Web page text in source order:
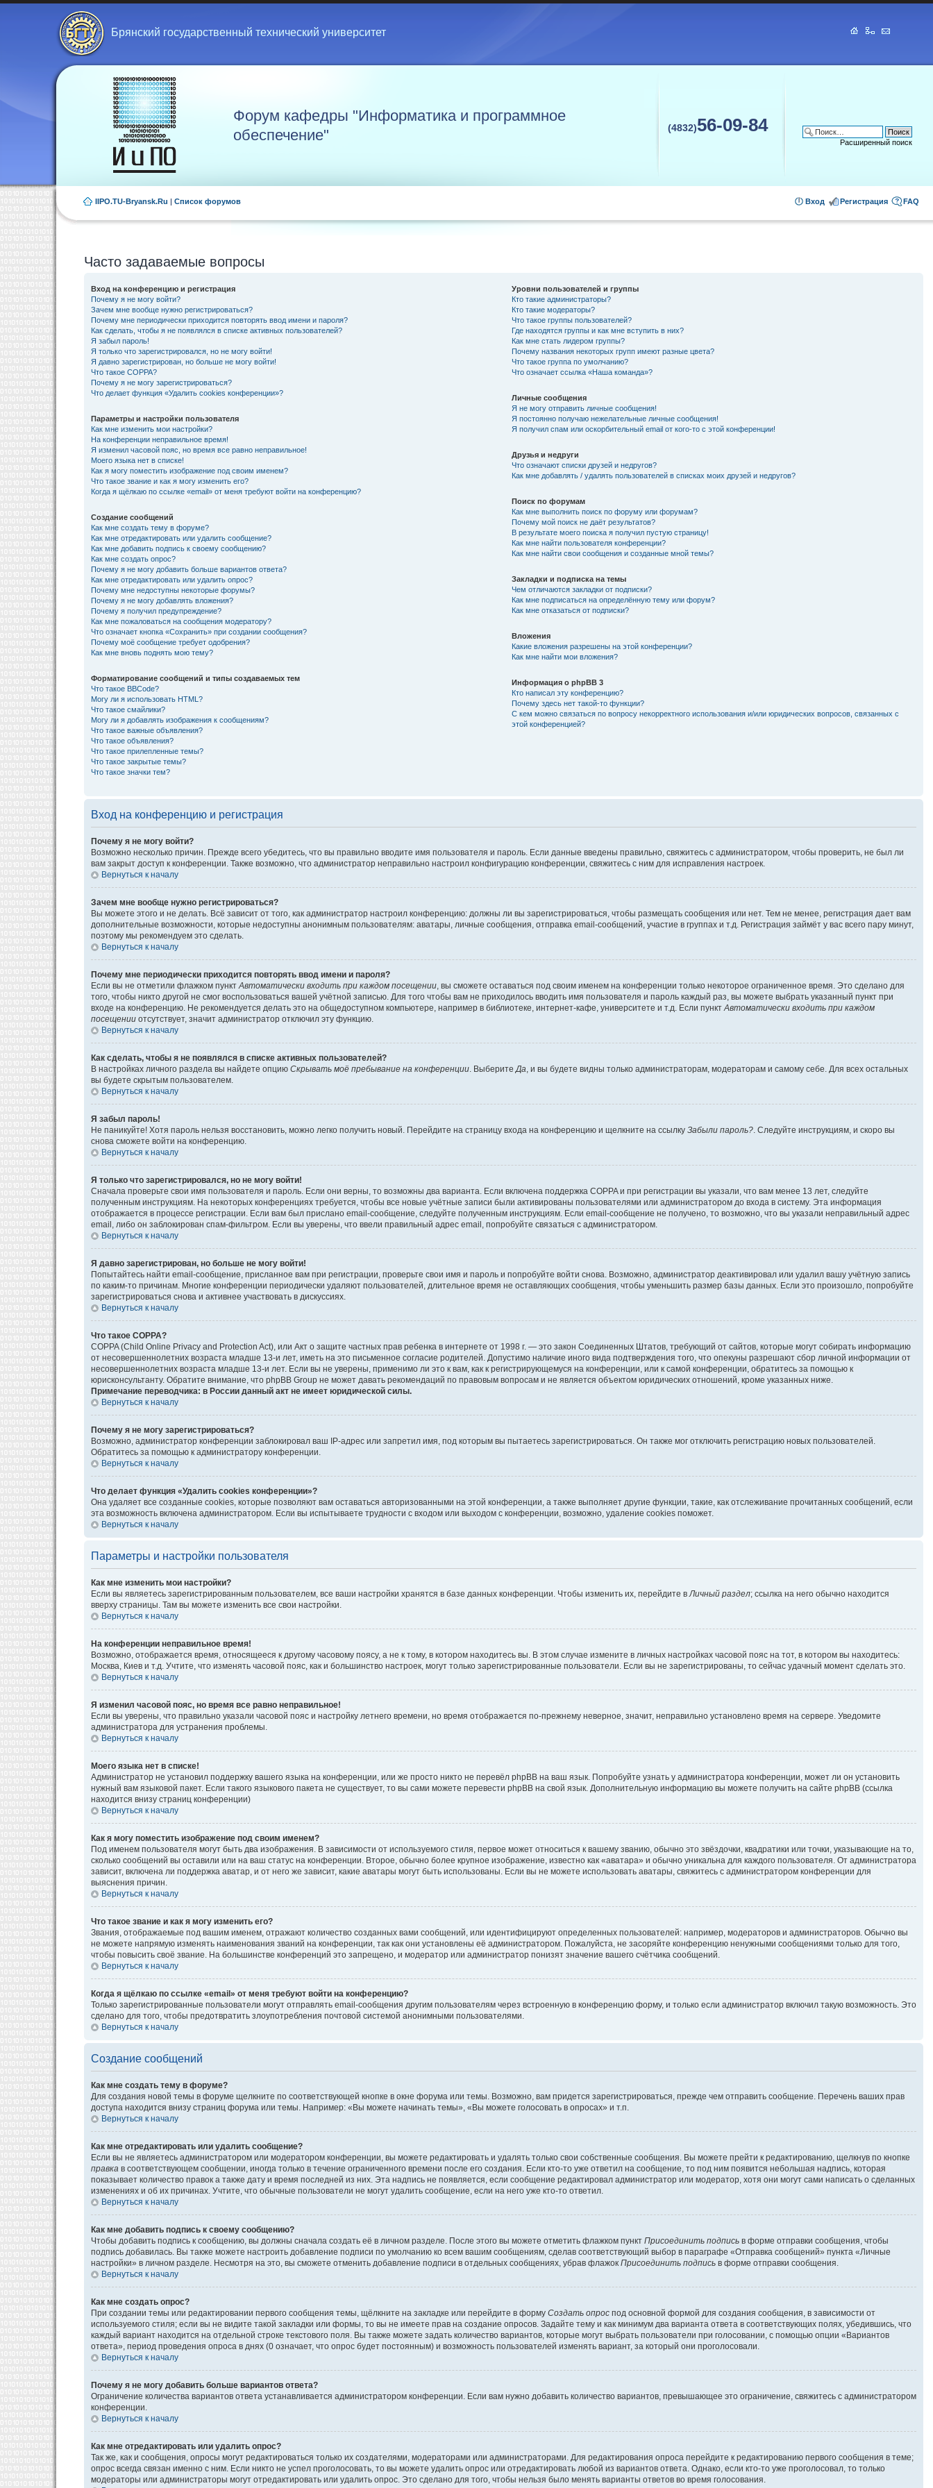
Брянский государственный технический университет
Форум кафедры "Информатика и программное
обеспечение"
(4832)56-09-84
Расширенный поиск
IIPO.TU-Bryansk.Ru | Список форумов FAQ
Регистрация
Вход
Часто задаваемые вопросы
Вход на конференцию и регистрация
Почему я не могу войти?
Зачем мне вообще нужно регистрироваться?
Почему мне периодически приходится повторять ввод имени и пароля?
Как сделать, чтобы я не появлялся в списке активных пользователей?
Я забыл пароль!
Я только что зарегистрировался, но не могу войти!
Я давно зарегистрирован, но больше не могу войти!
Что такое COPPA?
Почему я не могу зарегистрироваться?
Что делает функция «Удалить cookies конференции»?
Параметры и настройки пользователя
Как мне изменить мои настройки?
На конференции неправильное время!
Я изменил часовой пояс, но время все равно неправильное!
Моего языка нет в списке!
Как я могу поместить изображение под своим именем?
Что такое звание и как я могу изменить его?
Когда я щёлкаю по ссылке «email» от меня требуют войти на конференцию?
Создание сообщений
Как мне создать тему в форуме?
Как мне отредактировать или удалить сообщение?
Как мне добавить подпись к своему сообщению?
Как мне создать опрос?
Почему я не могу добавить больше вариантов ответа?
Как мне отредактировать или удалить опрос?
Почему мне недоступны некоторые форумы?
Почему я не могу добавлять вложения?
Почему я получил предупреждение?
Как мне пожаловаться на сообщения модератору?
Что означает кнопка «Сохранить» при создании сообщения?
Почему моё сообщение требует одобрения?
Как мне вновь поднять мою тему?
Форматирование сообщений и типы создаваемых тем
Что такое BBCode?
Могу ли я использовать HTML?
Что такое смайлики?
Могу ли я добавлять изображения к сообщениям?
Что такое важные объявления?
Что такое объявления?
Что такое прилепленные темы?
Что такое закрытые темы?
Что такое значки тем?
Уровни пользователей и группы
Кто такие администраторы?
Кто такие модераторы?
Что такое группы пользователей?
Где находятся группы и как мне вступить в них?
Как мне стать лидером группы?
Почему названия некоторых групп имеют разные цвета?
Что такое группа по умолчанию?
Что означает ссылка «Наша команда»?
Личные сообщения
Я не могу отправить личные сообщения!
Я постоянно получаю нежелательные личные сообщения!
Я получил спам или оскорбительный email от кого-то с этой конференции!
Друзья и недруги
Что означают списки друзей и недругов?
Как мне добавлять / удалять пользователей в списках моих друзей и недругов?
Поиск по форумам
Как мне выполнить поиск по форуму или форумам?
Почему мой поиск не даёт результатов?
В результате моего поиска я получил пустую страницу!
Как мне найти пользователя конференции?
Как мне найти свои сообщения и созданные мной темы?
Закладки и подписка на темы
Чем отличаются закладки от подписки?
Как мне подписаться на определённую тему или форум?
Как мне отказаться от подписки?
Вложения
Какие вложения разрешены на этой конференции?
Как мне найти мои вложения?
Информация о phpBB 3
Кто написал эту конференцию?
Почему здесь нет такой-то функции?
С кем можно связаться по вопросу некорректного использования и/или юридических вопросов, связанных с
этой конференцией?
Вход на конференцию и регистрация
Почему я не могу войти?
Возможно несколько причин. Прежде всего убедитесь, что вы правильно вводите имя пользователя и пароль. Если данные введены правильно, свяжитесь с администратором, чтобы проверить, не был ли
вам закрыт доступ к конференции. Также возможно, что администратор неправильно настроил конфигурацию конференции, свяжитесь с ним для исправления настроек.
Вернуться к началу
Зачем мне вообще нужно регистрироваться?
Вы можете этого и не делать. Всё зависит от того, как администратор настроил конференцию: должны ли вы зарегистрироваться, чтобы размещать сообщения или нет. Тем не менее, регистрация дает вам
дополнительные возможности, которые недоступны анонимным пользователям: аватары, личные сообщения, отправка email-сообщений, участие в группах и т.д. Регистрация займёт у вас всего пару минут,
поэтому мы рекомендуем это сделать.
Вернуться к началу
Почему мне периодически приходится повторять ввод имени и пароля?
Если вы не отметили флажком пунктАвтоматически входить при каждом посещении, вы сможете оставаться под своим именем на конференции только некоторое ограниченное время. Это сделано для
того, чтобы никто другой не смог воспользоваться вашей учётной записью. Для того чтобы вам не приходилось вводить имя пользователя и пароль каждый раз, вы можете выбрать указанный пункт при
входе на конференцию. Не рекомендуется делать это на общедоступном компьютере, например в библиотеке, интернет-кафе, университете и т.д. Если пунктАвтоматически входить при каждом
посещении отсутствует, значит администратор отключил эту функцию.
Вернуться к началу
Как сделать, чтобы я не появлялся в списке активных пользователей?
В настройках личного раздела вы найдете опцию Скрывать моё пребывание на конференции. ВыберитеДа, и вы будете видны только администраторам, модераторам и самому себе. Для всех остальных
вы будете скрытым пользователем.
Вернуться к началу
Я забыл пароль!
Не паникуйте! Хотя пароль нельзя восстановить, можно легко получить новый. Перейдите на страницу входа на конференцию и щелкните на ссылку Забыли пароль?. Следуйте инструкциям, и скоро вы
снова сможете войти на конференцию.
Вернуться к началу
Я только что зарегистрировался, но не могу войти!
Сначала проверьте свои имя пользователя и пароль. Если они верны, то возможны два варианта. Если включена поддержка COPPA и при регистрации вы указали, что вам менее 13 лет, следуйте
полученным инструкциям. На некоторых конференциях требуется, чтобы все новые учётные записи были активированы пользователями или администратором до входа в систему. Эта информация
отображается в процессе регистрации. Если вам был прислано email-сообщение, следуйте полученным инструкциям. Если email-сообщение не получено, то возможно, что вы указали неправильный адрес
email, либо он заблокирован спам-фильтром. Если вы уверены, что ввели правильный адрес email, попробуйте связаться с администратором.
Вернуться к началу
Я давно зарегистрирован, но больше не могу войти!
Попытайтесь найти email-сообщение, присланное вам при регистрации, проверьте свои имя и пароль и попробуйте войти снова. Возможно, администратор деактивировал или удалил вашу учётную запись
по каким-то причинам. Многие конференции периодически удаляют пользователей, длительное время не оставляющих сообщения, чтобы уменьшить размер базы данных. Если это произошло, попробуйте
зарегистрироваться снова и активнее участвовать в дискуссиях.
Вернуться к началу
Что такое COPPA?
COPPA (Child Online Privacy and Protection Act), или Акт о защите частных прав ребенка в интернете от 1998 г. — это закон Соединенных Штатов, требующий от сайтов, которые могут собирать информацию
от несовершеннолетних возраста младше 13-и лет, иметь на это письменное согласие родителей. Допустимо наличие иного вида подтверждения того, что опекуны разрешают сбор личной информации от
несовершеннолетних возраста младше 13-и лет. Если вы не уверены, применимо ли это к вам, как к регистрирующемуся на конференции, или к самой конференции, обратитесь за помощью к
юрисконсультанту. Обратите внимание, что phpBB Group не может давать рекомендаций по правовым вопросам и не является объектом юридических отношений, кроме указанных ниже.
Примечание переводчика: в России данный акт не имеет юридической силы.
Вернуться к началу
Почему я не могу зарегистрироваться?
Возможно, администратор конференции заблокировал ваш IP-адрес или запретил имя, под которым вы пытаетесь зарегистрироваться. Он также мог отключить регистрацию новых пользователей.
Обратитесь за помощью к администратору конференции.
Вернуться к началу
Что делает функция «Удалить cookies конференции»?
Она удаляет все созданные cookies, которые позволяют вам оставаться авторизованными на этой конференции, а также выполняет другие функции, такие, как отслеживание прочитанных сообщений, если
эта возможность включена администратором. Если вы испытываете трудности с входом или выходом с конференции, возможно, удаление cookies поможет.
Вернуться к началу
Параметры и настройки пользователя
Как мне изменить мои настройки?
Если вы являетесь зарегистрированным пользователем, все ваши настройки хранятся в базе данных конференции. Чтобы изменить их, перейдите вЛичный раздел; ссылка на него обычно находится
вверху страницы. Там вы можете изменить все свои настройки.
Вернуться к началу
На конференции неправильное время!
Возможно, отображается время, относящееся к другому часовому поясу, а не к тому, в котором находитесь вы. В этом случае измените в личных настройках часовой пояс на тот, в котором вы находитесь:
Москва, Киев и т.д. Учтите, что изменять часовой пояс, как и большинство настроек, могут только зарегистрированные пользователи. Если вы не зарегистрированы, то сейчас удачный момент сделать это.
Вернуться к началу
Я изменил часовой пояс, но время все равно неправильное!
Если вы уверены, что правильно указали часовой пояс и настройку летнего времени, но время отображается по-прежнему неверное, значит, неправильно установлено время на сервере. Уведомите
администратора для устранения проблемы.
Вернуться к началу
Моего языка нет в списке!
Администратор не установил поддержку вашего языка на конференции, или же просто никто не перевёл phpBB на ваш язык. Попробуйте узнать у администратора конференции, может ли он установить
нужный вам языковой пакет. Если такого языкового пакета не существует, то вы сами можете перевести phpBB на свой язык. Дополнительную информацию вы можете получить на сайте phpBB (ссылка
находится внизу страниц конференции)
Вернуться к началу
Как я могу поместить изображение под своим именем?
Под именем пользователя могут быть два изображения. В зависимости от используемого стиля, первое может относиться к вашему званию, обычно это звёздочки, квадратики или точки, указывающие на то,
сколько сообщений вы оставили или на ваш статус на конференции. Второе, обычно более крупное изображение, известно как «аватара» и обычно уникальна для каждого пользователя. От администратора
зависит, включена ли поддержка аватар, и от него же зависит, какие аватары могут быть использованы. Если вы не можете использовать аватары, свяжитесь с администратором конференции для
выяснения причин.
Вернуться к началу
Что такое звание и как я могу изменить его?
Звания, отображаемые под вашим именем, отражают количество созданных вами сообщений, или идентифицируют определенных пользователей: например, модераторов и администраторов. Обычно вы
не можете напрямую изменять наименования званий на конференции, так как они установлены её администратором. Пожалуйста, не засоряйте конференцию ненужными сообщениями только для того,
чтобы повысить своё звание. На большинстве конференций это запрещено, и модератор или администратор понизят значение вашего счётчика сообщений.
Вернуться к началу
Когда я щёлкаю по ссылке «email» от меня требуют войти на конференцию?
Только зарегистрированные пользователи могут отправлять email-сообщения другим пользователям через встроенную в конференцию форму, и только если администратор включил такую возможность. Это
сделано для того, чтобы предотвратить злоупотребления почтовой системой анонимными пользователями.
Вернуться к началу
Создание сообщений
Как мне создать тему в форуме?
Для создания новой темы в форуме щелкните по соответствующей кнопке в окне форума или темы. Возможно, вам придется зарегистрироваться, прежде чем отправить сообщение. Перечень ваших прав
доступа находится внизу страниц форума или темы. Например: «Вы можете начинать темы», «Вы можете голосовать в опросах» и т.п.
Вернуться к началу
Как мне отредактировать или удалить сообщение?
Если вы не являетесь администратором или модератором конференции, вы можете редактировать и удалять только свои собственные сообщения. Вы можете прейти к редактированию, щелкнув по кнопке
правка в соответствующем сообщении, иногда только в течение ограниченного времени после его создания. Если кто-то уже ответил на сообщение, то под ним появится небольшая надпись, которая
показывает количество правок а также дату и время последней из них. Эта надпись не появляется, если сообщение редактировал администратор или модератор, хотя они могут сами написать о сделанных
изменениях и об их причинах. Учтите, что обычные пользователи не могут удалить сообщение, если на него уже кто-то ответил.
Вернуться к началу
Как мне добавить подпись к своему сообщению?
Чтобы добавить подпись к сообщению, вы должны сначала создать её в личном разделе. После этого вы можете отметить флажком пункт Присоединить подпись в форме отправки сообщения, чтобы
подпись добавилась. Вы также можете настроить добавление подписи по умолчанию ко всем вашим сообщениям, сделав соответствующий выбор в параграфе «Отправка сообщений» пункта «Личные
настройки» в личном разделе. Несмотря на это, вы сможете отменить добавление подписи в отдельных сообщениях, убрав флажок Присоединить подпись в форме отправки сообщения.
Вернуться к началу
Как мне создать опрос?
При создании темы или редактировании первого сообщения темы, щёлкните на закладке или перейдите в форму Создать опрос под основной формой для создания сообщения, в зависимости от
используемого стиля; если вы не видите такой закладки или формы, то вы не имеете прав на создание опросов. Задайте тему и как минимум два варианта ответа в соответствующих полях, убедившись, что
каждый вариант находится на отдельной строке текстового поля. Вы также можете задать количество вариантов, которые могут выбрать пользователи при голосовании, с помощью опции «Вариантов
ответа», период проведения опроса в днях (0 означает, что опрос будет постоянным) и возможность пользователей изменять вариант, за который они проголосовали.
Вернуться к началу
Почему я не могу добавить больше вариантов ответа?
Ограничение количества вариантов ответа устанавливается администратором конференции. Если вам нужно добавить количество вариантов, превышающее это ограничение, свяжитесь с администратором
конференции.
Вернуться к началу
Как мне отредактировать или удалить опрос?
Так же, как и сообщения, опросы могут редактироваться только их создателями, модераторами или администраторами. Для редактирования опроса перейдите к редактированию первого сообщения в теме;
опрос всегда связан именно с ним. Если никто не успел проголосовать, то вы можете удалить опрос или отредактировать любой из вариантов ответа. Однако, если кто-то уже проголосовал, то только
модераторы или администраторы могут отредактировать или удалить опрос. Это сделано для того, чтобы нельзя было менять варианты ответов во время голосования.